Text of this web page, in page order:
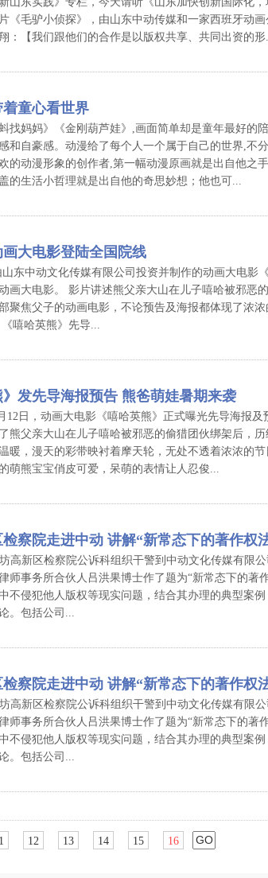
《毛驴小侦探》，由山东中动传媒和一家西班牙动
：【我们跟他们的合作是以版权共享、共同出资的形
童心看世界
找妈妈》《金刚葫芦娃》,画面简单却是童年最好的
和自豪感。动漫给了每个人一个属于自己的世界,不
的动漫形象的创作者,第一幅动漫原画就是出自他之
的生活小哲理就是出自他的奇思妙想；他也可...
大电影登陆全国院线
山东中动文化传媒有限公司投资并制作的动画大电影
画大电影。 影片讲述熊父亲大山在儿子嘻哈被邪恶
聚焦父子的动画电影，不论预告及海报都体现了浓
嘻哈英熊》先导...
》发先导海报预告 熊爸萌娃暑期来袭
12日，动画大电影《嘻哈英熊》正式曝光先导海报
熊父亲大山在儿子嘻哈被邪恶的偷猎团伙绑架后，
暖，漫天的彩带映衬着摩天轮，无处不透着浓浓的
萌熊宝宝俏皮可爱，呆萌的表情让人忍俊...
察院走进中动 讲解“新常态下的著作权
高新区检察院公诉科组织干警到中动文化传媒有限
师事务所合伙人吕洪果博士作了题为“新常态下的著
不侵犯他人版权等现实问题，结合其办理的典型案
。包括公司...
察院走进中动 讲解“新常态下的著作权
高新区检察院公诉科组织干警到中动文化传媒有限
师事务所合伙人吕洪果博士作了题为“新常态下的著
不侵犯他人版权等现实问题，结合其办理的典型案
。包括公司...
12 13 14 15 16